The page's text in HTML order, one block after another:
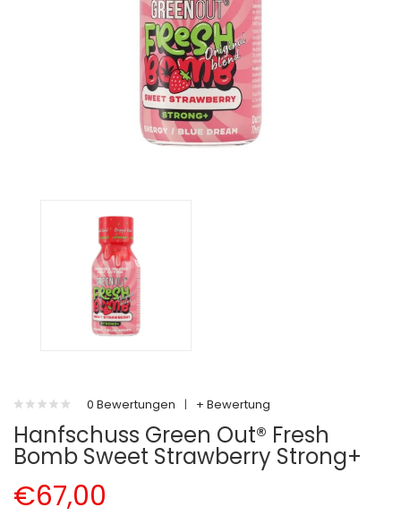
0 Bewertungen | + Bewertung
Hanfschuss Green Out® Fresh
Bomb Sweet Strawberry Strong+
€67,00